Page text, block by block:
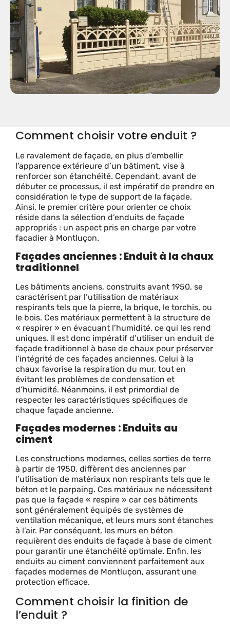
Comment choisir votre enduit ?
Le ravalement de façade, en plus d’embellir
l’apparence extérieure d’un bâtiment, vise à
renforcer son étanchéité. Cependant, avant de
débuter ce processus, il est impératif de prendre en
considération le type de support de la façade.
Ainsi, le premier critère pour orienter ce choix
réside dans la sélection d’enduits de façade
appropriés : un aspect pris en charge par votre
facadier à Montluçon.
Façades anciennes : Enduit à la chaux
traditionnel
Les bâtiments anciens, construits avant 1950, se
caractérisent par l’utilisation de matériaux
respirants tels que la pierre, la brique, le torchis, ou
le bois. Ces matériaux permettent à la structure de
« respirer » en évacuant l’humidité, ce qui les rend
uniques. Il est donc impératif d’utiliser un enduit de
façade traditionnel à base de chaux pour préserver
l’intégrité de ces façades anciennes. Celui à la
chaux favorise la respiration du mur, tout en
évitant les problèmes de condensation et
d’humidité. Néanmoins, il est primordial de
respecter les caractéristiques spécifiques de
chaque façade ancienne.
Façades modernes : Enduits au
ciment
Les constructions modernes, celles sorties de terre
à partir de 1950, diffèrent des anciennes par
l’utilisation de matériaux non respirants tels que le
béton et le parpaing. Ces matériaux ne nécessitent
pas que la façade « respire » car ces bâtiments
sont généralement équipés de systèmes de
ventilation mécanique, et leurs murs sont étanches
à l’air. Par conséquent, les murs en béton
requièrent des enduits de façade à base de ciment
pour garantir une étanchéité optimale. Enfin, les
enduits au ciment conviennent parfaitement aux
façades modernes de Montluçon, assurant une
protection efficace.
Comment choisir la finition de
l’enduit ?